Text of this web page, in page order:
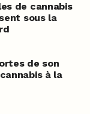
de cannabis
sous la
de son
à la